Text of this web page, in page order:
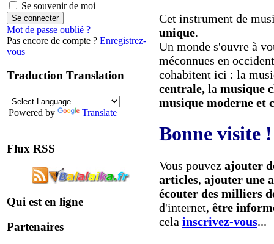
Se souvenir de moi
Mot de passe oublié ?
Pas encore de compte ? Enregistrez-
vous
Traduction Translation
Powered by Translate
Flux RSS
Qui est en ligne
Partenaires
Cet instrument de
unique.
Un monde s'ouvre à
méconnues en
cohabitent ici : la
centrale, la musique
musique moderne et
Bonne visite !
Vous pouvez ajouter
articles, ajouter une
écouter des milliers
d'internet, être
cela inscrivez-vous...